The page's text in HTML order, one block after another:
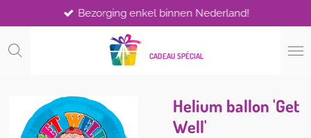
direct
naar
CADEAU SPÉCIAL
Bezorging enkel binnen Nederland!
Helium ballon 'Get
Well'